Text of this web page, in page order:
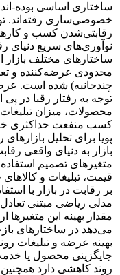
ساختاری اساسی بوده-
خصوصی‌سازی رفته‌اند.
رقابتی‌شدن کسب و
نوآوری‌های سریع دنیای
ساختارهای مختلف بازار
محدودی عرضه‌کننده و
چندجانبه) شده است.
توجه به رفتار رقبا در
محصولات، میزان
کسب منفعت حداکثری خود
پویا برای تحلیل
بازار به دنیای واقعی
متغیرهای تصمیم
قیمت، تبلیغات و
بر رقابت در بازار با
مدلی ریاضی مبتنی
مقدار بهینه‌ این
می‌دهد در ساختارهای
بهینه عرضه و تبلیغات
جایگزینی محصول یا
روند کاهشی دارد همچنین